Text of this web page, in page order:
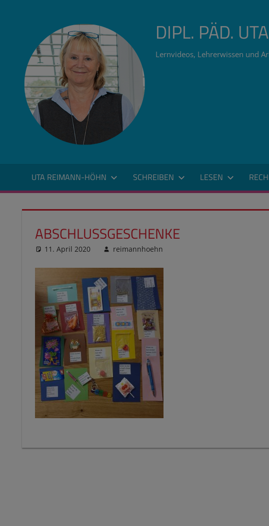
DIPL. PÄD.
Lernvideos, Lehrerwissen und
UTA REIMANN-HÖHN SCHREIBEN LESEN
ABSCHLUSSGESCHENKE
11. April 2020 reimannhoehn